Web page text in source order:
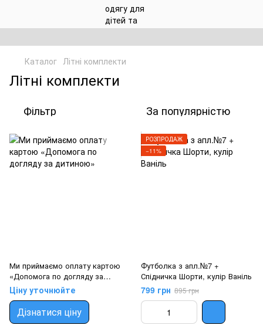
Каталог Літні комплекти
Літні комплекти
Фільтр За популярністю
Ми приймаємо оплату картою
«Допомога по догляду за
дитиною»
Ціну уточнюйте
Дізнатися ціну
РОЗПРОДАЖ
−11%
Футболка з апл.№7 +
Спідничка Шорти, кулір Ваніль
799 грн 895 грн